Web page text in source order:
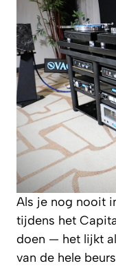
Als je nog nooit
tijdens het
doen — het lijkt
van de hele